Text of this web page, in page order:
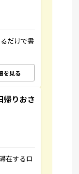
だけで書
を見る
帰りおさ
在するロ